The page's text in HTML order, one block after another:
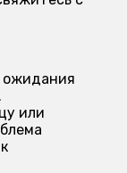
ожидания
или